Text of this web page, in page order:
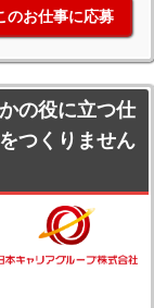
のお仕事に応募
の役に立つ仕
つくりません